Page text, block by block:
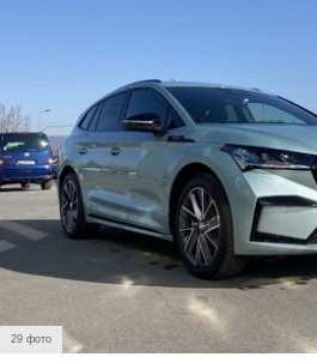
29 фото